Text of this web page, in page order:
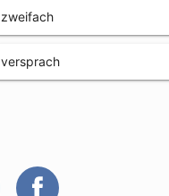
zweifach
versprach